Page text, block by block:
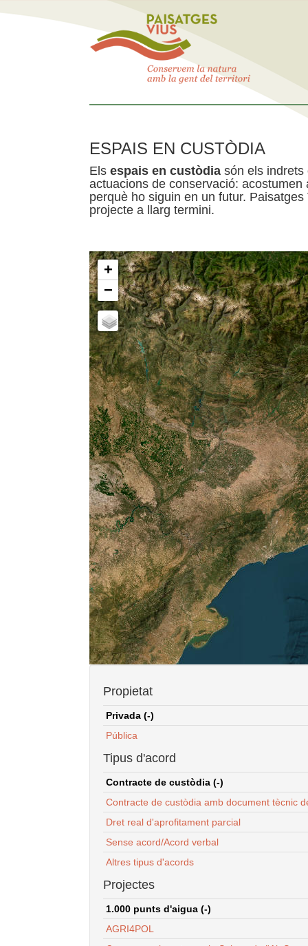
ESPAIS EN CUSTÒDIA
Els espais en custòdia són els indrets
actuacions de conservació:
perquè ho siguin en un futur.
projecte a llarg termini.
+
−
Propietat
Privada (-)
Pública
Tipus d'acord
Contracte de custòdia (-)
Contracte de custòdia amb document tècnic
Dret real d'aprofitament parcial
Sense acord/Acord verbal
Altres tipus d'acords
Projectes
1.000 punts d'aigua (-)
AGRI4POL